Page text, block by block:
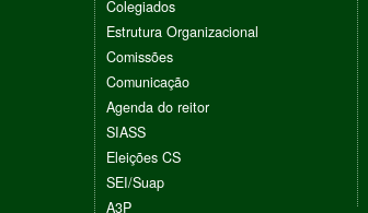
Colegiados
Estrutura Organizacional
Comissões
Comunicação
Agenda do reitor
SIASS
Eleições CS
SEI/Suap
A3P